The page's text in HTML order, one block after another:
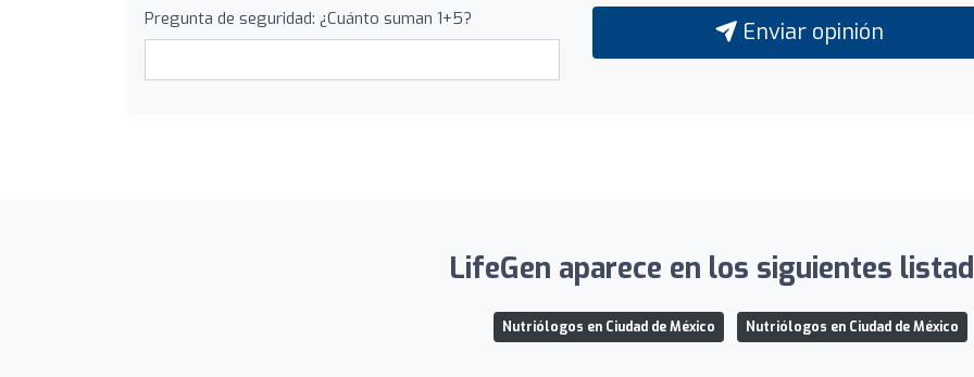
Pregunta de seguridad: ¿Cuánto suman 1+5? Enviar opinión
LifeGen aparece en los siguientes
Nutriólogos en Ciudad de México Nutriólogos en Ciudad de México